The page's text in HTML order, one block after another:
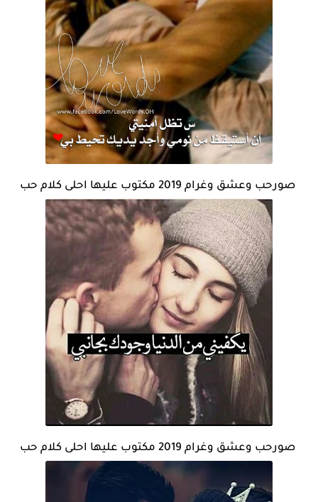
صورحب وعشق وغرام 2019 مكتوب عليها احلى كلام حب
صورحب وعشق وغرام 2019 مكتوب عليها احلى كلام حب